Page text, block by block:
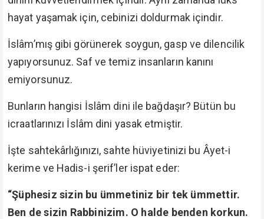
hayat yaşamak için, cebinizi doldurmak içindir.
İslâm’mış gibi görünerek soygun, gasp ve dilencilik
yapıyorsunuz. Saf ve temiz insanların kanını
emiyorsunuz.
Bunların hangisi İslâm dini ile bağdaşır? Bütün bu
icraatlarınızı İslâm dini yasak etmiştir.
İşte sahtekârlığınızı, sahte hüviyetinizi bu Âyet-i
kerime ve Hadis-i şerif’ler ispat eder:
“Şüphesiz sizin bu ümmetiniz bir tek ümmettir.
Ben de sizin Rabbinizim. O halde benden korkun.